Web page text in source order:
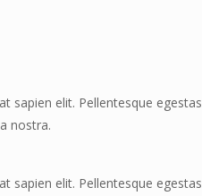
sapien elit. Pellentesque
nostra.
sapien elit. Pellentesque